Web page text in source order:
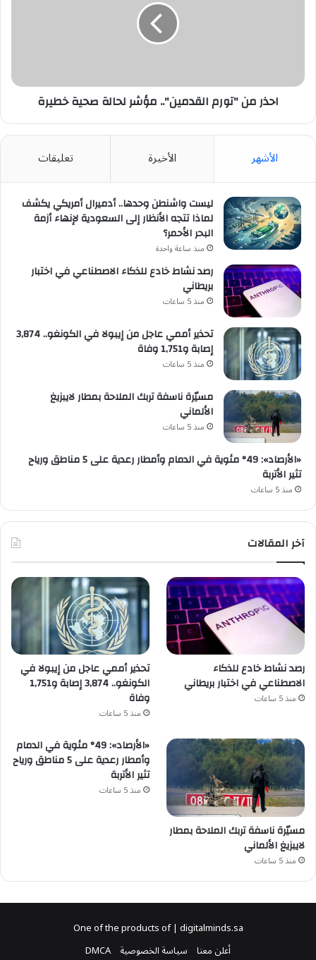
احذر من "تورم القدمين".. مؤشر لحالة صحية خطيرة
الأشهر الأخيرة تعليقات
ليست واشنطن وحدها.. أدميرال أمريكي يكشف
لماذا تتجه الأنظار إلى السعودية لإنهاء أزمة
البحر الأحمر؟
منذ ساعة واحدة
رصد نشاط خادع للذكاء الاصطناعي في اختبار
بريطاني
منذ 5 ساعات
تحذير أممي عاجل من إيبولا في الكونغو.. 3,874
إصابة و1,751 وفاة
منذ 5 ساعات
مسيّرة ناسفة تربك الملاحة بمطار لايبزيغ
الألماني
منذ 5 ساعات
«الأرصاد»: 49° مئوية في الدمام وأمطار رعدية على 5 مناطق ورياح
تثير الأتربة
منذ 5 ساعات
آخر المقالات
رصد نشاط خادع للذكاء
الاصطناعي في اختبار بريطاني
منذ 5 ساعات
تحذير أممي عاجل من إيبولا في
الكونغو.. 3,874 إصابة و1,751
وفاة
منذ 5 ساعات
مسيّرة ناسفة تربك الملاحة بمطار
لايبزيغ الألماني
منذ 5 ساعات
«الأرصاد»: 49° مئوية في الدمام
وأمطار رعدية على 5 مناطق ورياح
تثير الأتربة
منذ 5 ساعات
One of the products of | digitalminds.sa
أعلن معنا سياسة الخصوصية DMCA